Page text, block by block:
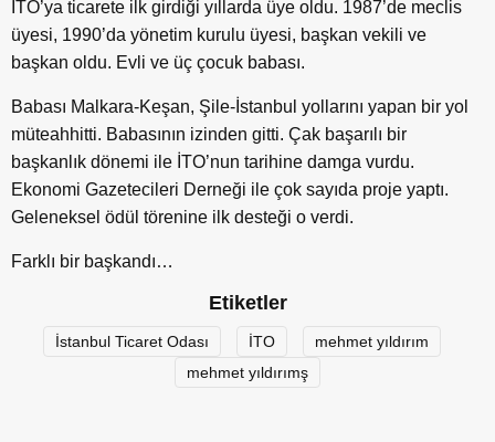
İTO’ya ticarete ilk girdiği yıllarda üye oldu. 1987’de meclis
üyesi, 1990’da yönetim kurulu üyesi, başkan vekili ve
başkan oldu. Evli ve üç çocuk babası.
Babası Malkara-Keşan, Şile-İstanbul yollarını yapan bir yol
müteahhitti. Babasının izinden gitti. Çak başarılı bir
başkanlık dönemi ile İTO’nun tarihine damga vurdu.
Ekonomi Gazetecileri Derneği ile çok sayıda proje yaptı.
Geleneksel ödül törenine ilk desteği o verdi.
Farklı bir başkandı…
Etiketler
İstanbul Ticaret Odası İTO
mehmet yıldırım
mehmet yıldırımş